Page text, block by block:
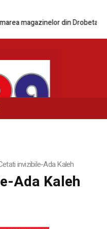
magazinelor din Drobeta-
invizibile-Ada Kaleh
Ada Kaleh